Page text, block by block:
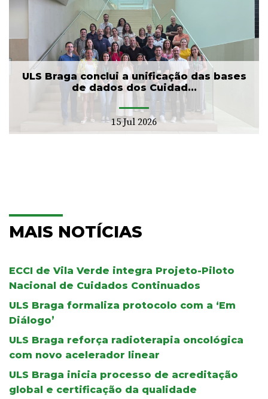
ULS Braga conclui a unificação das bases
de dados dos Cuidad...
15 Jul 2026
MAIS NOTÍCIAS
ECCI de Vila Verde integra Projeto-Piloto
Nacional de Cuidados Continuados
ULS Braga formaliza protocolo com a ‘Em
Diálogo’
ULS Braga reforça radioterapia oncológica
com novo acelerador linear
ULS Braga inicia processo de acreditação
global e certificação da qualidade